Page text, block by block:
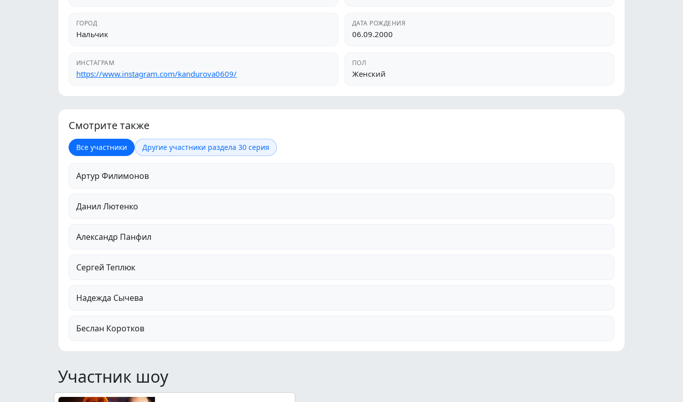
ГОРОД
Нальчик
ДАТА РОЖДЕНИЯ
06.09.2000
ИНСТАГРАМ
https://www.instagram.com/kandurova0609/
ПОЛ
Женский
Смотрите также
Все участники Другие участники раздела 30 серия
Артур Филимонов
Данил Лютенко
Александр Панфил
Сергей Теплюк
Надежда Сычева
Беслан Коротков
Участник шоу